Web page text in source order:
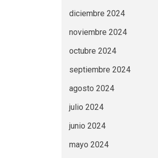
diciembre 2024
noviembre 2024
octubre 2024
septiembre 2024
agosto 2024
julio 2024
junio 2024
mayo 2024